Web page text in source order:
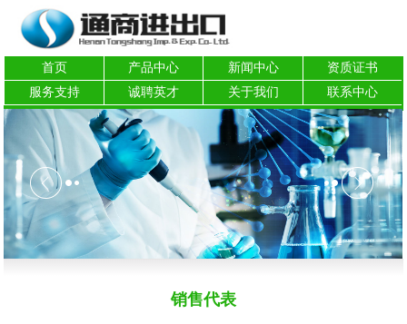
首页 产品中心 新闻中心
资质证书
服务支持
诚聘英才 关于我们 联系中心
销售代表